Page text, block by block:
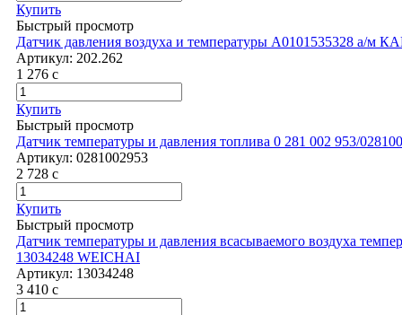
Купить
Быстрый просмотр
Датчик давления воздуха и температуры A0101535328 а/м
Артикул: 202.262
1 276 c
Купить
Быстрый просмотр
Датчик температуры и давления топлива 0 281 002 953/
Артикул: 0281002953
2 728 c
Купить
Быстрый просмотр
Датчик температуры и давления всасываемого воздуха
13034248 WEICHAI
Артикул: 13034248
3 410 c